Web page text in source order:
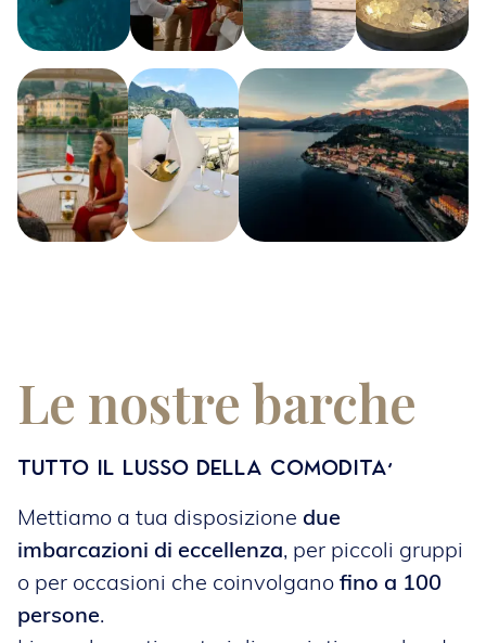
Le nostre barche
Mettiamo a tua disposizione due
imbarcazioni di eccellenza, per piccoli gruppi
o per occasioni che coinvolgano fino a 100
persone.
Tutto il lusso della comodità’